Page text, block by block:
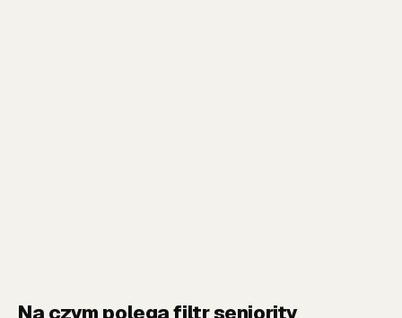
Na czym polega filtr seniority